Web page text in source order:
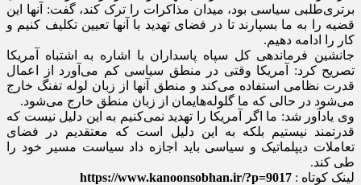
برتری‌طلبی سیاسی بود، میدان مذاکرات را ترک کند، گفت: آنها این
قضیه را به ما بسپارند تا در فضای تهدید با آنها تعیین تکلیف کنیم و
کار را ادامه دهیم.
جانشین فرماندهی کل سپاه پاسداران با اشاره به اشتباه آمریکا
تصریح کرد: آمریکا وقتی در منطق سیاسی کم می‌آورد از اعمال
قدرت نظامی استفاده می‌کند و منطق آنها از زبان لوله تفنگ خارج
می‌شود در حالی که ما گلوله‌هایمان از زبان منطق خارج می‌شود.
وی یادآور شد: ما اگر آمریکا را تهدید نمی‌کنیم به این دلیل نیست که
قدرتمند نیستیم بلکه به این دلیل است که معتقدیم در فضای
تعاملات دیپلماتیک و سیاسی باید اجازه داد سیاست مسیر خود را
طی کند.
لینک کوتاه : https://www.kanoonsobhan.ir/?p=9017